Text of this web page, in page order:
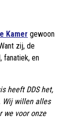
Kamer gewoon
zij, de
fanatiek, en
heeft DDS het,
Wij willen alles
we voor onze